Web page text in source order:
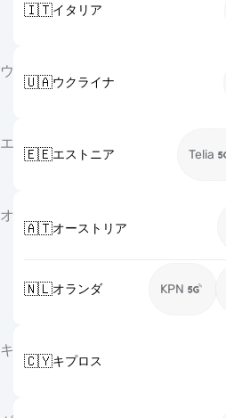
🇮🇹イタリア
ウ
🇺🇦ウクライナ
エ
🇪🇪エストニア Telia
オ
🇦🇹オーストリア
🇳🇱オランダ KPN
キ
🇨🇾キプロス